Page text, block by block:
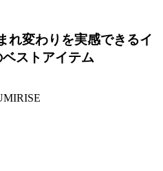
れ変わりを実感できるイ
ストアイテム